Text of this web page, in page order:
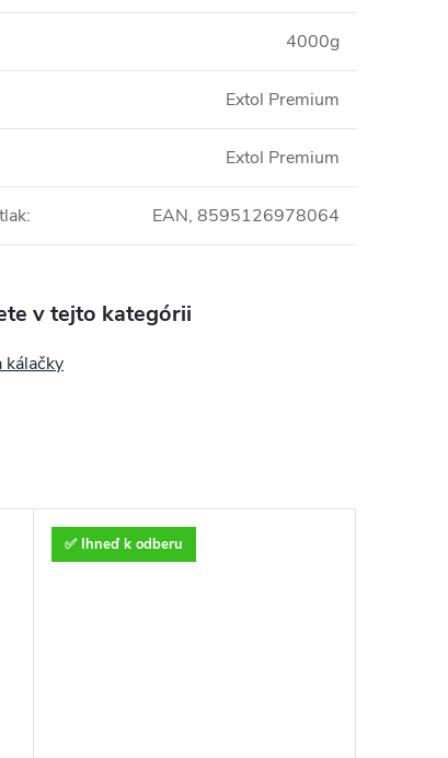
4000g
Extol Premium
Extol Premium
: EAN, 8595126978064
v tejto kategórii
kálačky
✅ Ihneď k odberu